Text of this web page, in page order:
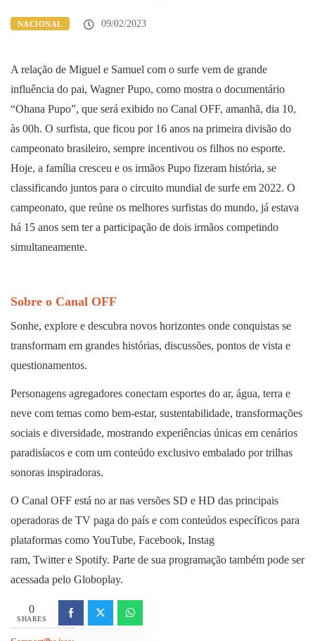
NACIONAL 09/02/2023
A relação de Miguel e Samuel com o surfe vem de grande
influência do pai, Wagner Pupo, como mostra o documentário
“Ohana Pupo”, que será exibido no Canal OFF, amanhã, dia 10,
às 00h. O surfista, que ficou por 16 anos na primeira divisão do
campeonato brasileiro, sempre incentivou os filhos no esporte.
Hoje, a família cresceu e os irmãos Pupo fizeram história, se
classificando juntos para o circuito mundial de surfe em 2022. O
campeonato, que reúne os melhores surfistas do mundo, já estava
há 15 anos sem ter a participação de dois irmãos competindo
simultaneamente.
Sobre o Canal OFF
Sonhe, explore e descubra novos horizontes onde conquistas se
transformam em grandes histórias, discussões, pontos de vista e
questionamentos.
Personagens agregadores conectam esportes do ar, água, terra e
neve com temas como bem-estar, sustentabilidade, transformações
sociais e diversidade, mostrando experiências únicas em cenários
paradisíacos e com um conteúdo exclusivo embalado por trilhas
sonoras inspiradoras.
O Canal OFF está no ar nas versões SD e HD das principais
operadoras de TV paga do país e com conteúdos específicos para
plataformas como YouTube, Facebook, Instag
ram, Twitter e Spotify. Parte de sua programação também pode ser
acessada pelo Globoplay.
0
SHARES